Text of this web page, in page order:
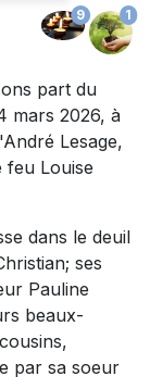
9 1
part du
mars 2026, à
Lesage,
feu Louise
dans le deuil
ses
Pauline
beaux-
par sa soeur